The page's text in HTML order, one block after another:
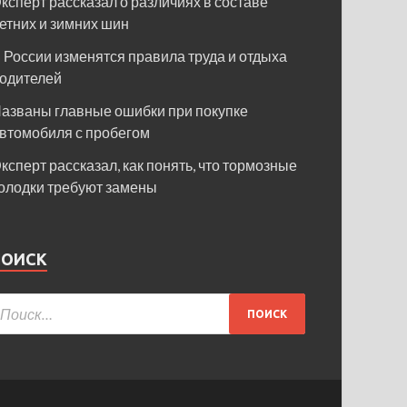
и зимних шин
России изменятся правила труда и отдыха
главные ошибки при покупке
с пробегом
рассказал, как понять, что тормозные
требуют замены